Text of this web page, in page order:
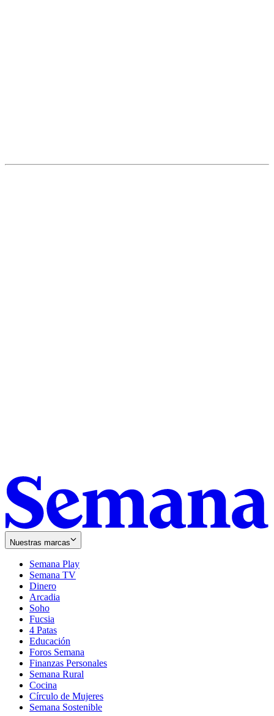
Nuestras marcas
Semana Play
Semana TV
Dinero
Arcadia
Soho
in
new
window
Fucsia
in
new
window
4 Patas
Educación
Foros Semana
Finanzas Personales
Semana Rural
Cocina
Círculo de Mujeres
Semana Sostenible